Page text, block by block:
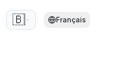
🇧🇪 Français